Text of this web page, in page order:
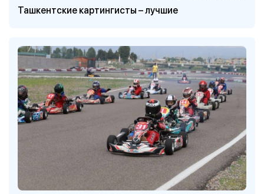
Ташкентские картингисты – лучшие